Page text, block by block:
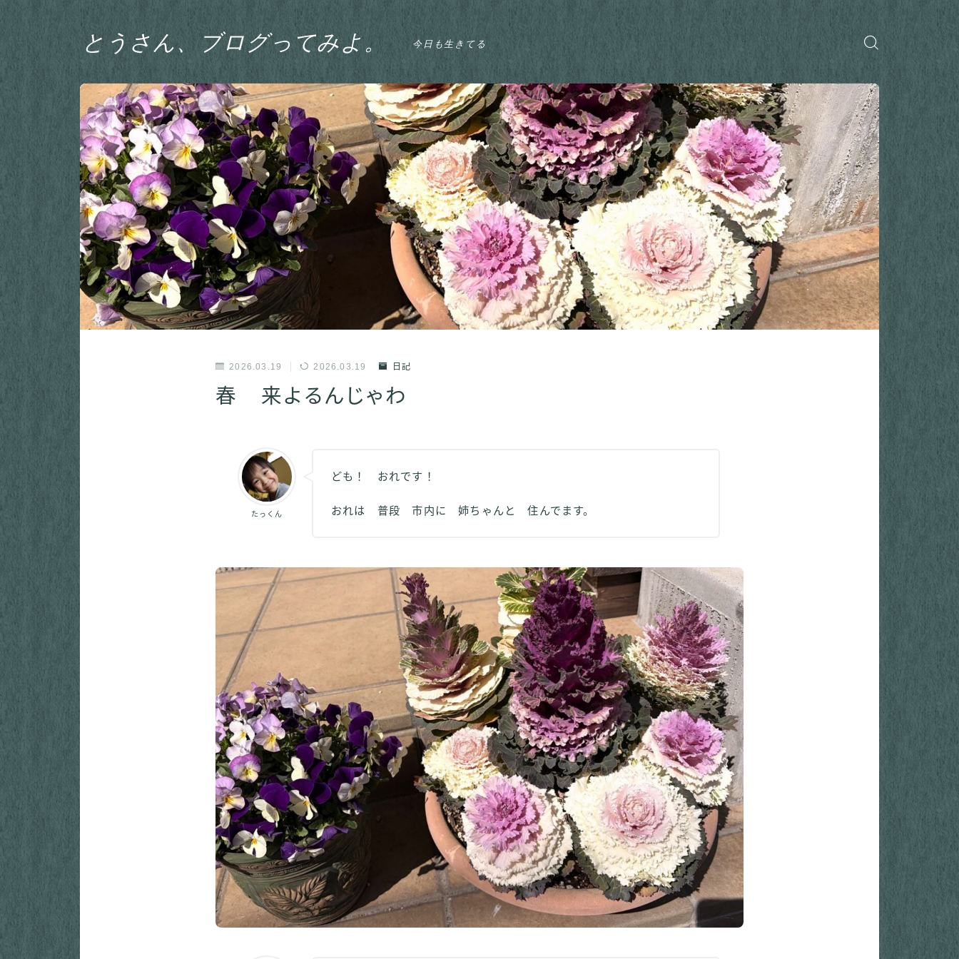
とうさん、ブログってみよ。 今日も生きてる
2026.03.19 2026.03.19 日記
春 来よるんじゃわ
たっくん
ども！ おれです！
おれは 普段 市内に 姉ちゃんと 住んでます。